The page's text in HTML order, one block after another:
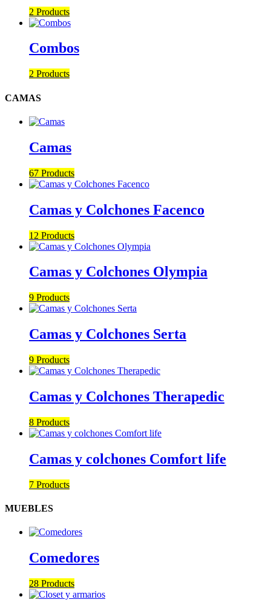
2 Products
Combos
2 Products
CAMAS
Camas
67 Products
Camas y Colchones Facenco
12 Products
Camas y Colchones Olympia
9 Products
Camas y Colchones Serta
9 Products
Camas y Colchones Therapedic
8 Products
Camas y colchones Comfort life
7 Products
MUEBLES
Comedores
28 Products